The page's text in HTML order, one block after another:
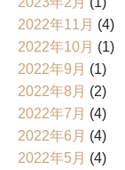
2022年11月 (4)
2022年10月 (1)
2022年9月 (1)
2022年8月 (2)
2022年7月 (4)
2022年6月 (4)
2022年5月 (4)